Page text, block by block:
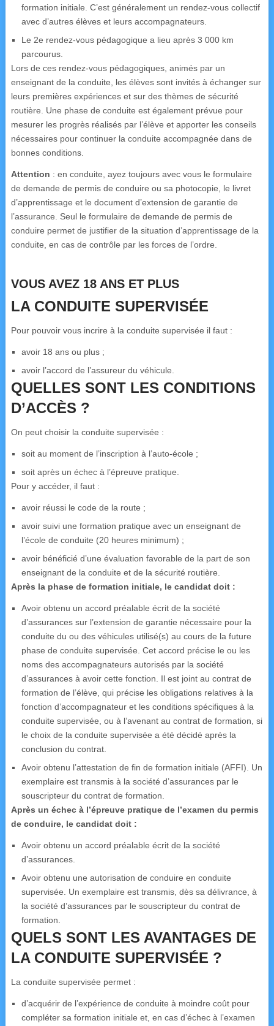
formation initiale. C’est généralement un rendez-vous collectif
avec d’autres élèves et leurs accompagnateurs.
Le 2e rendez-vous pédagogique a lieu après 3 000 km
parcourus.
Lors de ces rendez-vous pédagogiques, animés par un
enseignant de la conduite, les élèves sont invités à échanger sur
leurs premières expériences et sur des thèmes de sécurité
routière. Une phase de conduite est également prévue pour
mesurer les progrès réalisés par l’élève et apporter les conseils
nécessaires pour continuer la conduite accompagnée dans de
bonnes conditions.
Attention : en conduite, ayez toujours avec vous le formulaire
de demande de permis de conduire ou sa photocopie, le livret
d’apprentissage et le document d’extension de garantie de
l’assurance. Seul le formulaire de demande de permis de
conduire permet de justifier de la situation d’apprentissage de la
conduite, en cas de contrôle par les forces de l’ordre.
VOUS AVEZ 18 ANS ET PLUS
LA CONDUITE SUPERVISÉE
Pour pouvoir vous incrire à la conduite supervisée il faut :
avoir 18 ans ou plus ;
avoir l’accord de l’assureur du véhicule.
QUELLES SONT LES CONDITIONS
D’ACCÈS ?
On peut choisir la conduite supervisée :
soit au moment de l’inscription à l’auto-école ;
soit après un échec à l’épreuve pratique.
Pour y accéder, il faut :
avoir réussi le code de la route ;
avoir suivi une formation pratique avec un enseignant de
l’école de conduite (20 heures minimum) ;
avoir bénéficié d’une évaluation favorable de la part de son
enseignant de la conduite et de la sécurité routière.
Après la phase de formation initiale, le candidat doit :
Avoir obtenu un accord préalable écrit de la société
d’assurances sur l’extension de garantie nécessaire pour la
conduite du ou des véhicules utilisé(s) au cours de la future
phase de conduite supervisée. Cet accord précise le ou les
noms des accompagnateurs autorisés par la société
d’assurances à avoir cette fonction. Il est joint au contrat de
formation de l’élève, qui précise les obligations relatives à la
fonction d’accompagnateur et les conditions spécifiques à la
conduite supervisée, ou à l’avenant au contrat de formation, si
le choix de la conduite supervisée a été décidé après la
conclusion du contrat.
Avoir obtenu l’attestation de fin de formation initiale (AFFI). Un
exemplaire est transmis à la société d’assurances par le
souscripteur du contrat de formation.
Après un échec à l’épreuve pratique de l’examen du permis
de conduire, le candidat doit :
Avoir obtenu un accord préalable écrit de la société
d’assurances.
Avoir obtenu une autorisation de conduire en conduite
supervisée. Un exemplaire est transmis, dès sa délivrance, à
la société d’assurances par le souscripteur du contrat de
formation.
QUELS SONT LES AVANTAGES DE
LA CONDUITE SUPERVISÉE ?
La conduite supervisée permet :
d’acquérir de l’expérience de conduite à moindre coût pour
compléter sa formation initiale et, en cas d’échec à l’examen